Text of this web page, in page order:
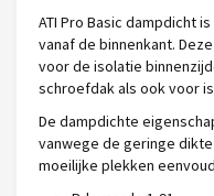
ATI Pro Basic dampdicht
vanaf de binnenkant.
voor de isolatie
schroefdak als ook voor
De dampdichte
vanwege de geringe
moeilijke plekken